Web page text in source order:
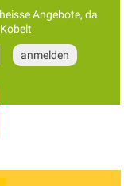
Angebote, da